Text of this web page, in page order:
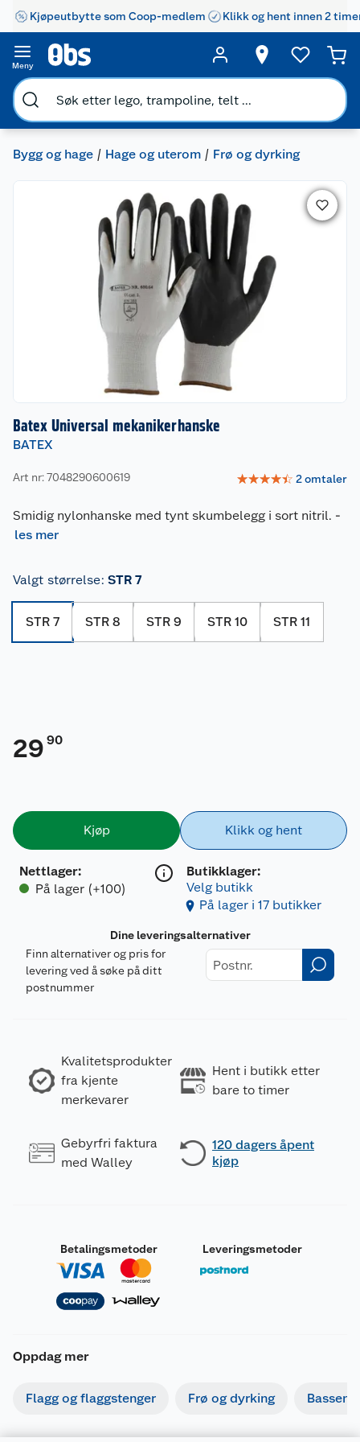
Kjøpeutbytte som Coop-medlem Klikk og hent innen 2
Meny
Bygg og hage Hage og uterom Frø og dyrking
Batex Universal mekanikerhanske
BATEX
Art nr: 7048290600619 ☆☆☆☆☆ 2omtaler
Smidig nylonhanske med tynt skumbelegg i sort nitril. -
les mer
Valgt størrelse: STR 7
STR 7 STR 8 STR 9 STR 10 STR 11
29 90
Kjøp
Nettlager:
På lager (+100)
Klikk og hent
Butikklager:
Velg butikk
På lager i 17 butikker
Dine leveringsalternativer
Finn alternativer og pris for
levering ved å søke på ditt
postnummer
Kvalitetsprodukter
fra kjente
merkevarer
Hent i butikk etter
bare to timer
Gebyrfri faktura
med Walley
120 dagers åpent
kjøp
Betalingsmetoder Leveringsmetoder
Oppdag mer
Flagg og flaggstenger Frø og dyrking Basseng